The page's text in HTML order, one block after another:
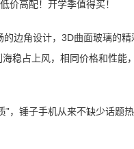
边角设计，3D曲面玻璃的
稳占上风，相同价格和性能
”，锤子手机从来不缺少话题